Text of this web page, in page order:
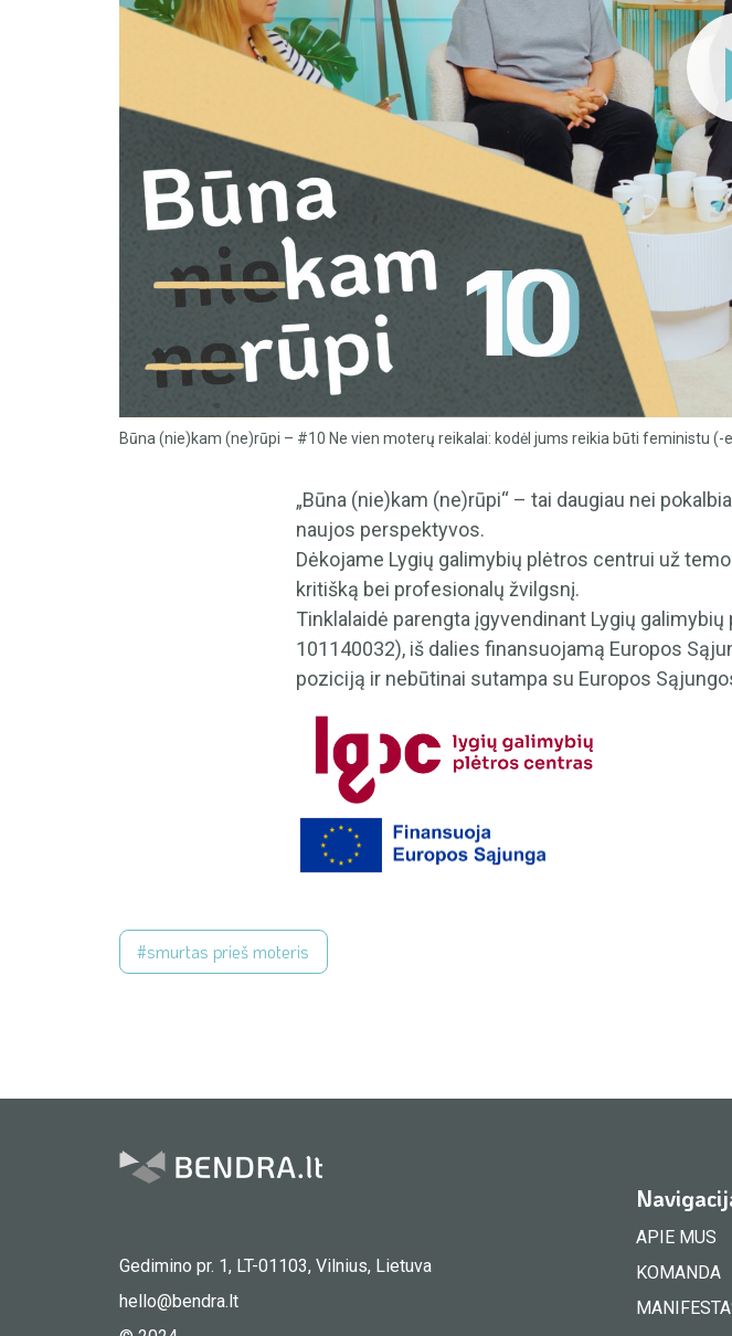
Būna (nie)kam (ne)rūpi – #10 Ne vien moterų reikalai: kodėl jums reikia būti feministu (-
„Būna (nie)kam (ne)rūpi“ – tai daugiau nei
naujos perspektyvos.
Dėkojame Lygių galimybių plėtros centrui už
kritišką bei profesionalų žvilgsnį.
Tinklalaidė parengta įgyvendinant Lygių
101140032), iš dalies finansuojamą Europos
poziciją ir nebūtinai sutampa su Europos
#smurtas prieš moteris
Gedimino pr. 1, LT-01103, Vilnius, Lietuva
hello@bendra.lt
APIE MUS
KOMANDA